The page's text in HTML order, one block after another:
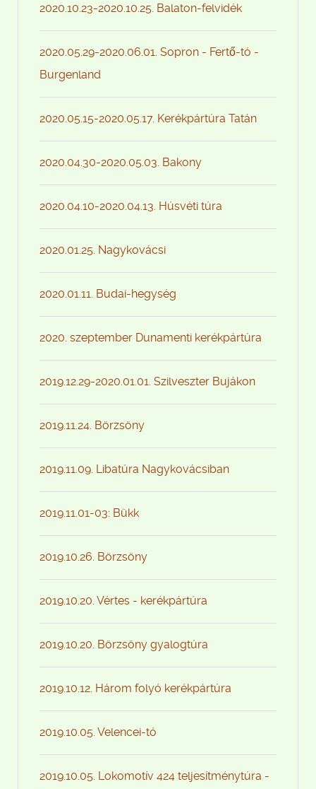
2020.10.23-2020.10.25. Balaton-felvidék
2020.05.29-2020.06.01. Sopron - Fertő-tó -
Burgenland
2020.05.15-2020.05.17. Kerékpártúra Tatán
2020.04.30-2020.05.03. Bakony
2020.04.10-2020.04.13. Húsvéti túra
2020.01.25. Nagykovácsi
2020.01.11. Budai-hegység
2020. szeptember Dunamenti kerékpártúra
2019.12.29-2020.01.01. Szilveszter Bujákon
2019.11.24. Börzsöny
2019.11.09. Libatúra Nagykovácsiban
2019.11.01-03: Bükk
2019.10.26. Börzsöny
2019.10.20. Vértes - kerékpártúra
2019.10.20. Börzsöny gyalogtúra
2019.10.12. Három folyó kerékpártúra
2019.10.05. Velencei-tó
2019.10.05. Lokomotív 424 teljesítménytúra -